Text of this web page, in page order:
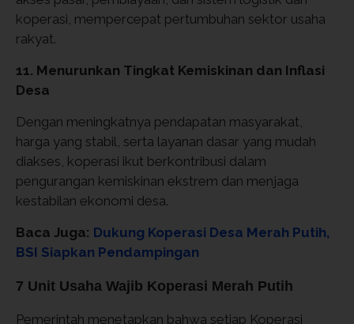
koperasi, mempercepat pertumbuhan sektor usaha
rakyat.
11. Menurunkan Tingkat Kemiskinan dan Inflasi
Desa
Dengan meningkatnya pendapatan masyarakat,
harga yang stabil, serta layanan dasar yang mudah
diakses, koperasi ikut berkontribusi dalam
pengurangan kemiskinan ekstrem dan menjaga
kestabilan ekonomi desa.
Baca Juga: Dukung Koperasi Desa Merah Putih,
BSI Siapkan Pendampingan
7 Unit Usaha Wajib Koperasi Merah Putih
Pemerintah menetapkan bahwa setiap Koperasi